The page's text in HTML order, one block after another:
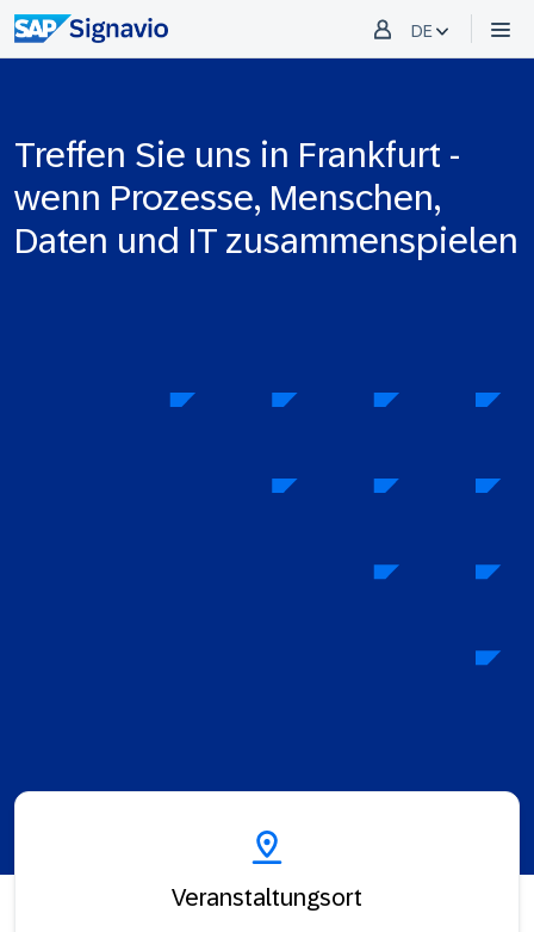
DE
Treffen Sie uns in Frankfurt -
wenn Prozesse, Menschen,
Daten und IT zusammenspielen
Veranstaltungsort